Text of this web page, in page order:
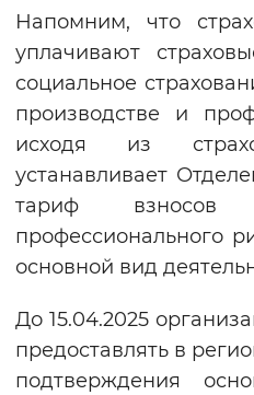
Напомним, что
уплачивают
социальное
производстве и
исходя из
устанавливает
тариф
профессионального
основной вид
До 15.04.2025
предоставлять в
подтверждения